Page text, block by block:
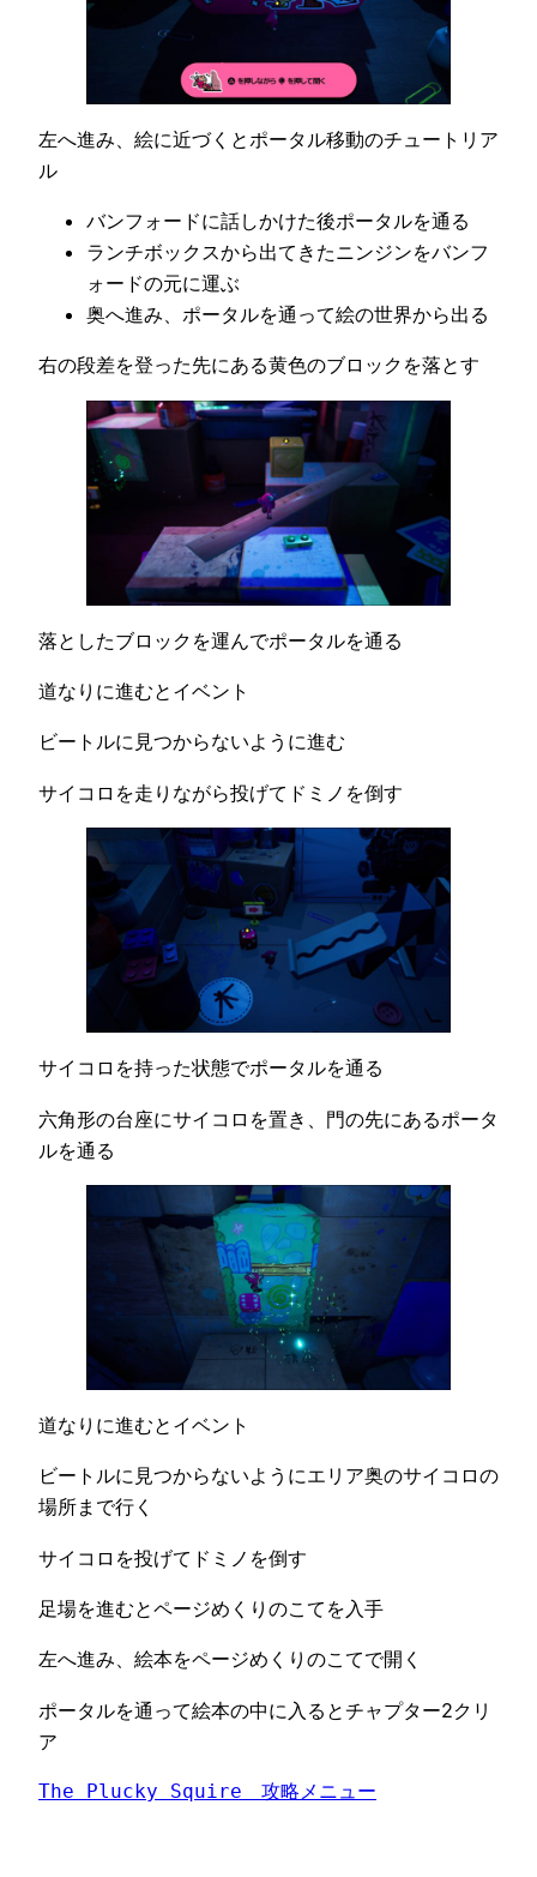
左へ進み、絵に近づくとポータル移動のチュートリア
ル
バンフォードに話しかけた後ポータルを通る
ランチボックスから出てきたニンジンをバンフ
ォードの元に運ぶ
奥へ進み、ポータルを通って絵の世界から出る
右の段差を登った先にある黄色のブロックを落とす
落としたブロックを運んでポータルを通る
道なりに進むとイベント
ビートルに見つからないように進む
サイコロを走りながら投げてドミノを倒す
サイコロを持った状態でポータルを通る
六角形の台座にサイコロを置き、門の先にあるポータ
ルを通る
道なりに進むとイベント
ビートルに見つからないようにエリア奥のサイコロの
場所まで行く
サイコロを投げてドミノを倒す
足場を進むとページめくりのこてを入手
左へ進み、絵本をページめくりのこてで開く
ポータルを通って絵本の中に入るとチャプター2クリ
ア
The Plucky Squire　攻略メニュー